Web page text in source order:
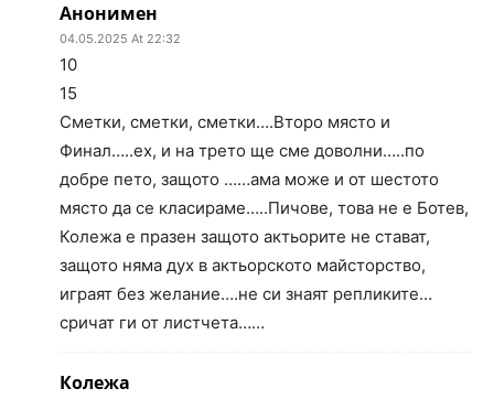
Анонимен
04.05.2025 At 22:32
10
15
Сметки, сметки, сметки….Второ място и
Финал…..ех, и на трето ще сме доволни…..по
добре пето, защото ……ама може и от шестото
място да се класираме…..Пичове, това не е Ботев,
Колежа е празен защото актьорите не стават,
защото няма дух в актьорското майсторство,
играят без желание….не си знаят репликите…
сричат ги от листчета……
Колежа